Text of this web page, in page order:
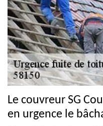
Le couvreur SG
en urgence le